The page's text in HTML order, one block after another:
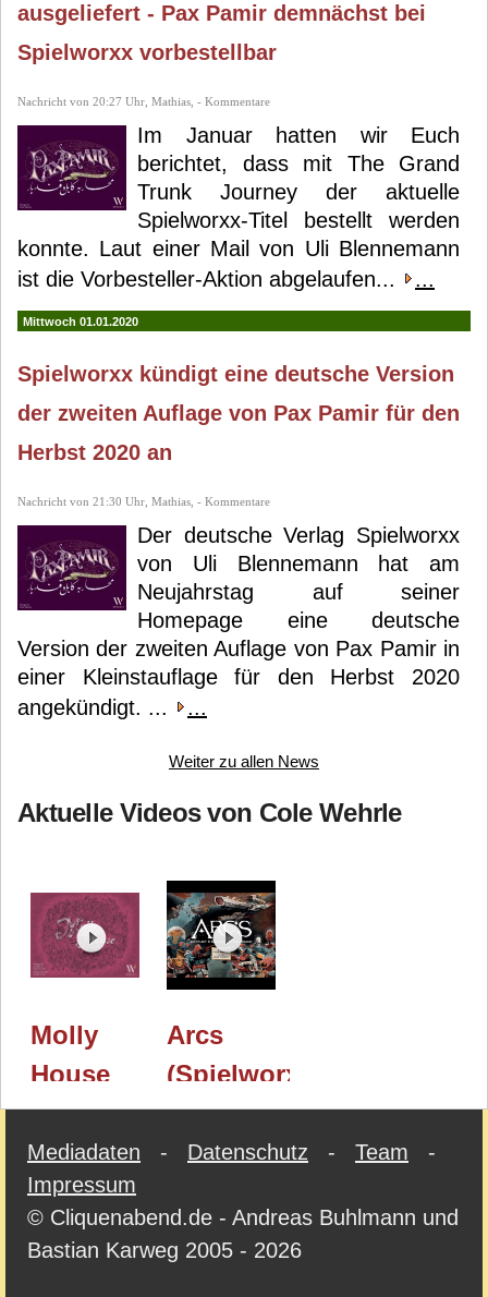
ausgeliefert - Pax Pamir demnächst bei
Spielworxx vorbestellbar
Nachricht von 20:27 Uhr, Mathias, - Kommentare
Im Januar hatten wir Euch
berichtet, dass mit The Grand
Trunk Journey der aktuelle
Spielworxx-Titel bestellt werden
konnte. Laut einer Mail von Uli Blennemann
ist die Vorbesteller-Aktion abgelaufen...
...
Mittwoch 01.01.2020
Spielworxx kündigt eine deutsche Version
der zweiten Auflage von Pax Pamir für den
Herbst 2020 an
Nachricht von 21:30 Uhr, Mathias, - Kommentare
Der deutsche Verlag Spielworxx
von Uli Blennemann hat am
Neujahrstag auf seiner
Homepage eine deutsche
Version der zweiten Auflage von Pax Pamir in
einer Kleinstauflage für den Herbst 2020
angekündigt. ...
...
Weiter zu allen News
Aktuelle Videos von Cole Wehrle
Molly
House
(Spielworxx)
/ Essen
2024 -
erscheint
Arcs
(Spielworxx/Leder
Games):
englische
/ Essen
2024
Mediadaten - Datenschutz - Team -
Impressum
© Cliquenabend.de - Andreas Buhlmann und
Bastian Karweg 2005 - 2026